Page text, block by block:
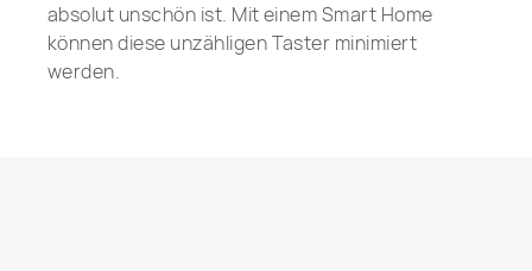
absolut unschön ist. Mit einem Smart Home
können diese unzähligen Taster minimiert
werden.